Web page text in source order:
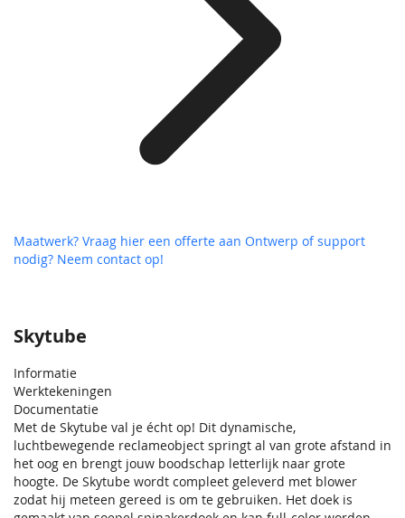
Skytube
Informatie
Werktekeningen
Documentatie
Met de Skytube val je écht op! Dit dynamische,
luchtbewegende reclameobject springt al van grote afstand in
het oog en brengt jouw boodschap letterlijk naar grote
hoogte. De Skytube wordt compleet geleverd met blower
zodat hij meteen gereed is om te gebruiken. Het doek is
Maatwerk? Vraag hier een offerte aan Ontwerp of support
nodig? Neem contact op!